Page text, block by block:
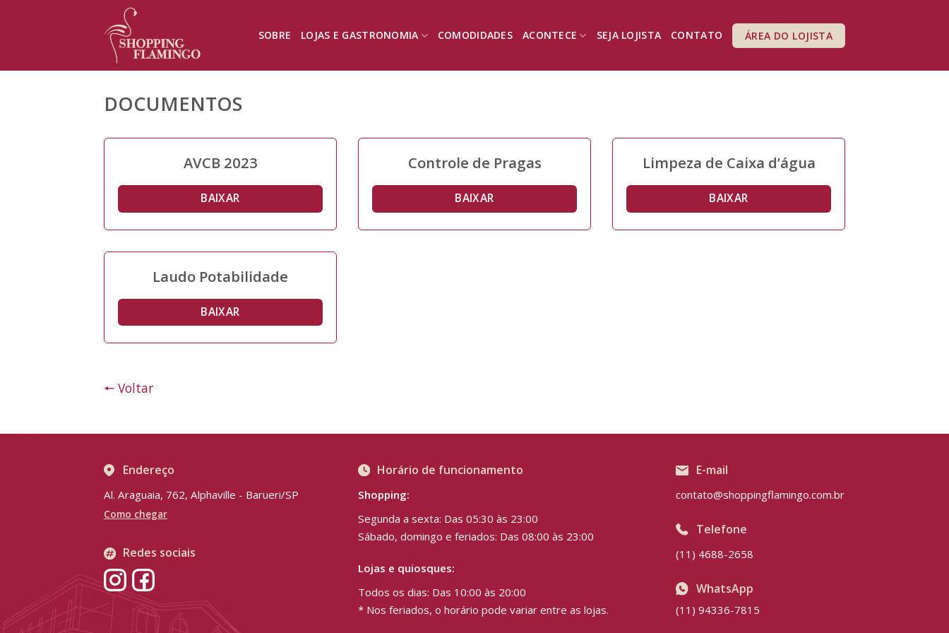
SOBRE LOJAS E GASTRONOMIA COMODIDADES ACONTECE SEJA LOJISTA CONTATO ÁREA DO LOJISTA
DOCUMENTOS
AVCB 2023
BAIXAR
Controle de Pragas
BAIXAR
Limpeza de Caixa d’água
BAIXAR
Laudo Potabilidade
BAIXAR
🠔 Voltar
Endereço
Al. Araguaia, 762, Alphaville - Barueri/SP
Como chegar
Redes sociais
Horário de funcionamento
Shopping:
Segunda a sexta: Das 05:30 às 23:00
Sábado, domingo e feriados: Das 08:00 às 23:00
Lojas e quiosques:
Todos os dias: Das 10:00 às 20:00
* Nos feriados, o horário pode variar entre as lojas.
E-mail
contato@shoppingflamingo.com.br
Telefone
(11) 4688-2658
WhatsApp
(11) 94336-7815